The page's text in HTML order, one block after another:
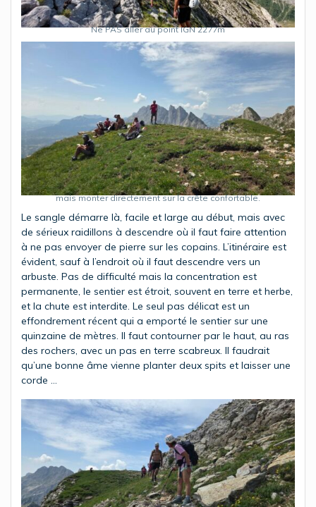
Ne PAS aller au point IGN 2277m
mais monter directement sur la crête confortable.
Le sangle démarre là, facile et large au début, mais avec
de sérieux raidillons à descendre où il faut faire attention
à ne pas envoyer de pierre sur les copains. L’itinéraire est
évident, sauf à l’endroit où il faut descendre vers un
arbuste. Pas de difficulté mais la concentration est
permanente, le sentier est étroit, souvent en terre et herbe,
et la chute est interdite. Le seul pas délicat est un
effondrement récent qui a emporté le sentier sur une
quinzaine de mètres. Il faut contourner par le haut, au ras
des rochers, avec un pas en terre scabreux. Il faudrait
qu’une bonne âme vienne planter deux spits et laisser une
corde …